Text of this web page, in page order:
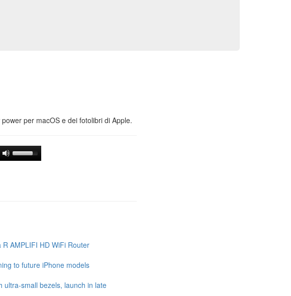
per macOS e dei fotolibri di Apple.
R AMPLIFI HD WiFi Router
to future iPhone models
ultra-small bezels, launch in late